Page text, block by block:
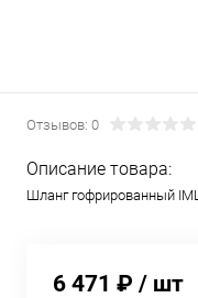
Отзывов: 0
Описание товара:
Шланг гофрированный
6 471 ₽ / шт